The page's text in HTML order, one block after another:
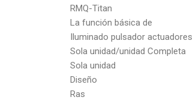
RMQ-Titan
La función básica de
Iluminado pulsador actuadores
Sola unidad/unidad Completa
Sola unidad
Diseño
Ras